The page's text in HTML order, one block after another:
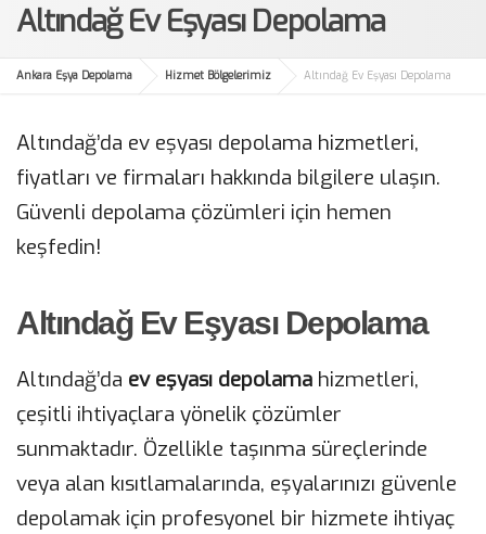
Altındağ Ev Eşyası Depolama
Ankara Eşya Depolama Hizmet Bölgelerimiz Altındağ Ev Eşyası Depolama
Altındağ’da ev eşyası depolama hizmetleri,
fiyatları ve firmaları hakkında bilgilere ulaşın.
Güvenli depolama çözümleri için hemen
keşfedin!
Altındağ Ev Eşyası Depolama
Altındağ’da ev eşyası depolama hizmetleri,
çeşitli ihtiyaçlara yönelik çözümler
sunmaktadır. Özellikle taşınma süreçlerinde
veya alan kısıtlamalarında, eşyalarınızı güvenle
depolamak için profesyonel bir hizmete ihtiyaç